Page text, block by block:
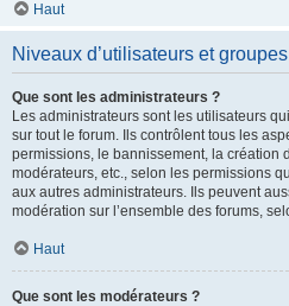
Haut
Niveaux d’utilisateurs et groupes
Que sont les administrateurs ?
Les administrateurs sont les utilisateurs
sur tout le forum. Ils contrôlent tous les
permissions, le bannissement, la création
modérateurs, etc., selon les permissions
aux autres administrateurs. Ils peuvent
modération sur l’ensemble des forums,
Haut
Que sont les modérateurs ?